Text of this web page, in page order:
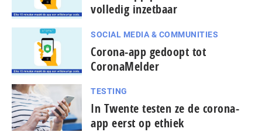
volledig inzetbaar
SOCIAL MEDIA & COMMUNITIES
Corona-app gedoopt tot
CoronaMelder
TESTING
In Twente testen ze de corona-
app eerst op ethiek